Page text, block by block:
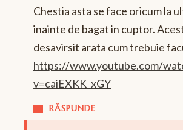
RĂSPUNDE
Chestia asta se face oricum la
inainte de bagat in cuptor.
desavirsit arata cum trebuie
https://www.youtube.com/
v=caiEXKK_xGY